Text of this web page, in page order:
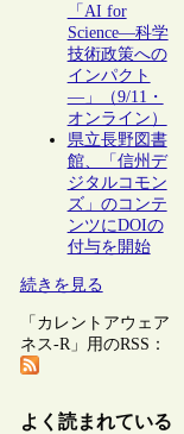
「AI for
Science―科学
技術政策への
インパクト
―」（9/11・
オンライン）
県立長野図書
館、「信州デ
ジタルコモン
ズ」のコンテ
ンツにDOIの
付与を開始
続きを見る
「カレントアウェア
ネス-R」用のRSS：
よく読まれている